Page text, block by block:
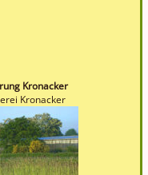
Kronacker
Kronacker